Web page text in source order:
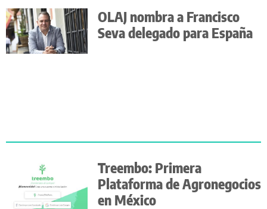
OLAJ nombra a Francisco
Seva delegado para España
Treembo: Primera
Plataforma de Agronegocios
en México